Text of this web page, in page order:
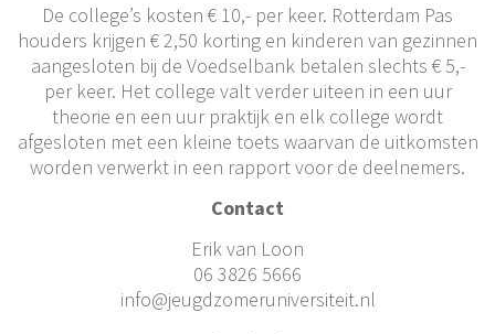
De college’s kosten € 10,- per keer. Rotterdam Pas
houders krijgen € 2,50 korting en kinderen van gezinnen
aangesloten bij de Voedselbank betalen slechts € 5,-
per keer. Het college valt verder uiteen in een uur
theorie en een uur praktijk en elk college wordt
afgesloten met een kleine toets waarvan de uitkomsten
worden verwerkt in een rapport voor de deelnemers.
Contact
Erik van Loon
06 3826 5666
info@jeugdzomeruniversiteit.nl